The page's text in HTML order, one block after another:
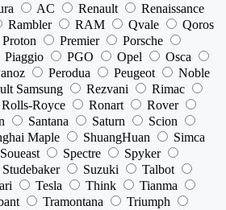
AC Renault
Renaissance
Rambler RAM Qvale
Qoros
Proton Premier
Porsche
Piaggio PGO Opel
Osca
Perodua Peugeot
Noble
Samsung Rezvani
Rimac
Rolls-Royce Ronart
Rover
Santana Saturn
Scion
Maple ShuangHuan
Simca
Soueast Spectre
Spyker
Studebaker Suzuki
Talbot
Tesla Think
Tianma
Tramontana
Triumph